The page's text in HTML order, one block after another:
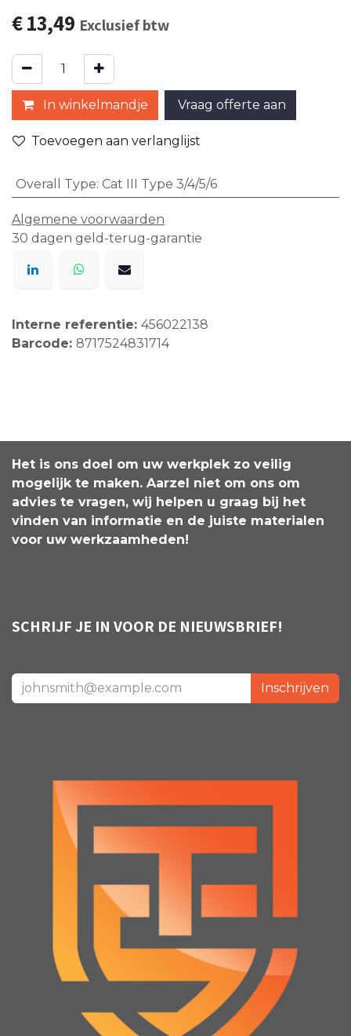
€13,49 Exclusief btw
In winkelmandje Vraag offerte aan
Toevoegen aan verlanglijst
Overall Type: Cat III Type 3/4/5/6
Algemene voorwaarden
30 dagen geld-terug-garantie
Interne referentie: 456022138
Barcode: 8717524831714
Het is ons doel om uw werkplek zo veilig
mogelijk te maken. Aarzel niet om ons om
advies te vragen, wij helpen u graag bij het
vinden van informatie en de juiste materialen
voor uw werkzaamheden!
SCHRIJF JE IN VOOR DE NIEUWSBRIEF!
Inschrijven